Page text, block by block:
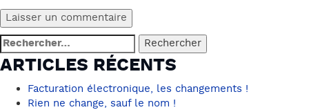
Rechercher :
ARTICLES RÉCENTS
Facturation électronique, les changements !
Rien ne change, sauf le nom !